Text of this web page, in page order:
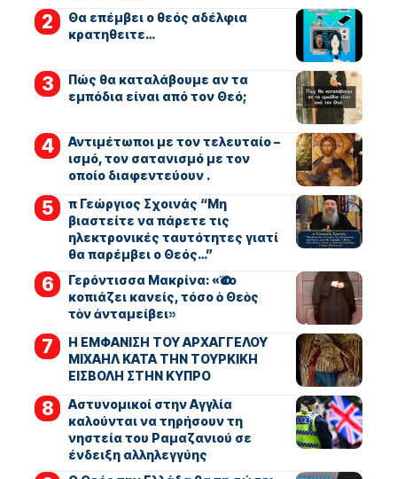
Θα επέμβει ο θεός αδέλφια
κρατηθειτε…
Πώς θα καταλάβουμε αν τα
εμπόδια είναι από τον Θεό;
Αντιμέτωποι με τον τελευταίο –
ισμό, τον σατανισμό με τον
οποίο διαφεντεύουν .
π Γεώργιος Σχοινάς “Μη
βιαστείτε να πάρετε τις
ηλεκτρονικές ταυτότητες γιατί
θα παρέμβει ο Θεός…”
Γερόντισσα Μακρίνα: «Ὅσο
κοπιάζει κανείς, τόσο ὁ Θεὸς
τὸν ἀνταμείβει»
Η ΕΜΦΑΝΙΣΗ ΤΟΥ ΑΡΧΑΓΓΕΛΟΥ
ΜΙΧΑΗΛ ΚΑΤΑ ΤΗΝ ΤΟΥΡΚΙΚΗ
ΕΙΣΒΟΛΗ ΣΤΗΝ ΚΥΠΡΟ
Αστυνομικοί στην Αγγλία
καλούνται να τηρήσουν τη
νηστεία του Ραμαζανιού σε
ένδειξη αλληλεγγύης